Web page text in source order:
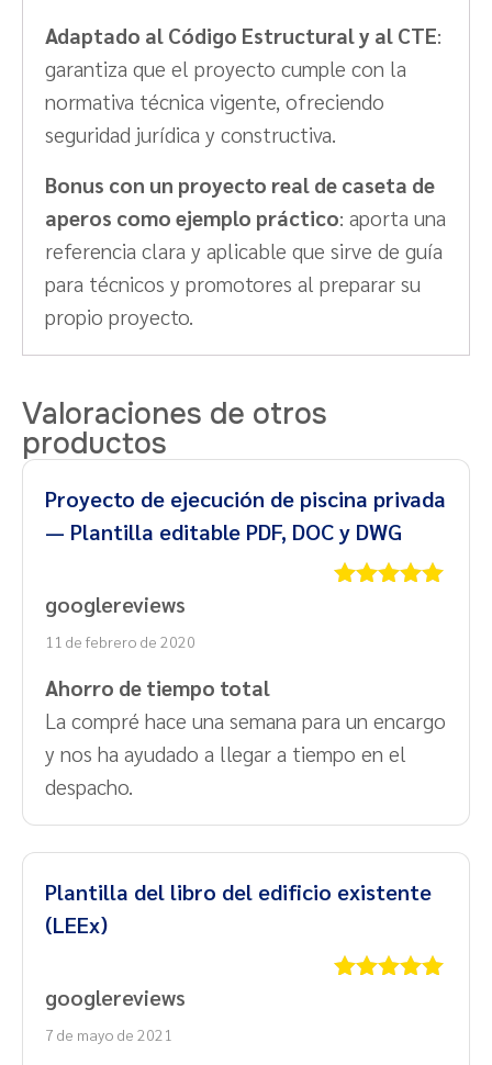
Adaptado al Código Estructural y al CTE:
garantiza que el proyecto cumple con la
normativa técnica vigente, ofreciendo
seguridad jurídica y constructiva.
Bonus con un proyecto real de caseta de
aperos como ejemplo práctico: aporta una
referencia clara y aplicable que sirve de guía
para técnicos y promotores al preparar su
propio proyecto.
Valoraciones de otros
productos
Proyecto de ejecución de piscina privada
— Plantilla editable PDF, DOC y DWG
googlereviews
11 de febrero de 2020
Ahorro de tiempo total
La compré hace una semana para un encargo
y nos ha ayudado a llegar a tiempo en el
despacho.
Plantilla del libro del edificio existente
(LEEx)
googlereviews
7 de mayo de 2021